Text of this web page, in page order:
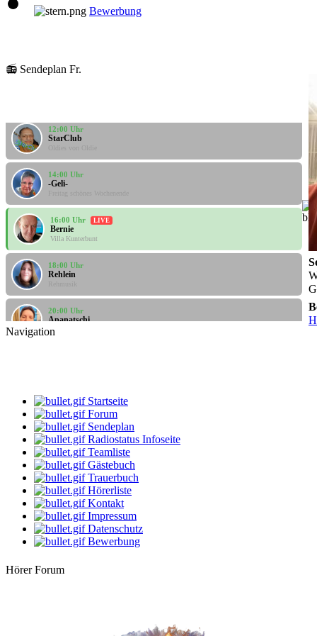
Bewerbung
📻 Sendeplan Fr.
10:00 Uhr
12:00 Uhr
StarClub
Oldies von Oldie
-Geli-
Freitag schönes Wochenende
Bernie
Villa Kunterbunt
Rehlein
Rehmusik
Apanatschi
Feierabend
StarClub
Oldies von Oldie
14:00 Uhr
-Geli-
Freitag schönes Wochenende
16:00 Uhr LIVE
Bernie
Villa Kunterbunt
18:00 Uhr
Rehlein
Rehmusik
20:00 Uhr
Navigation
Startseite
Forum
Sendeplan
Radiostatus Infoseite
Teamliste
Gästebuch
Trauerbuch
Hörerliste
Kontakt
Impressum
Datenschutz
Bewerbung
Hörer Forum